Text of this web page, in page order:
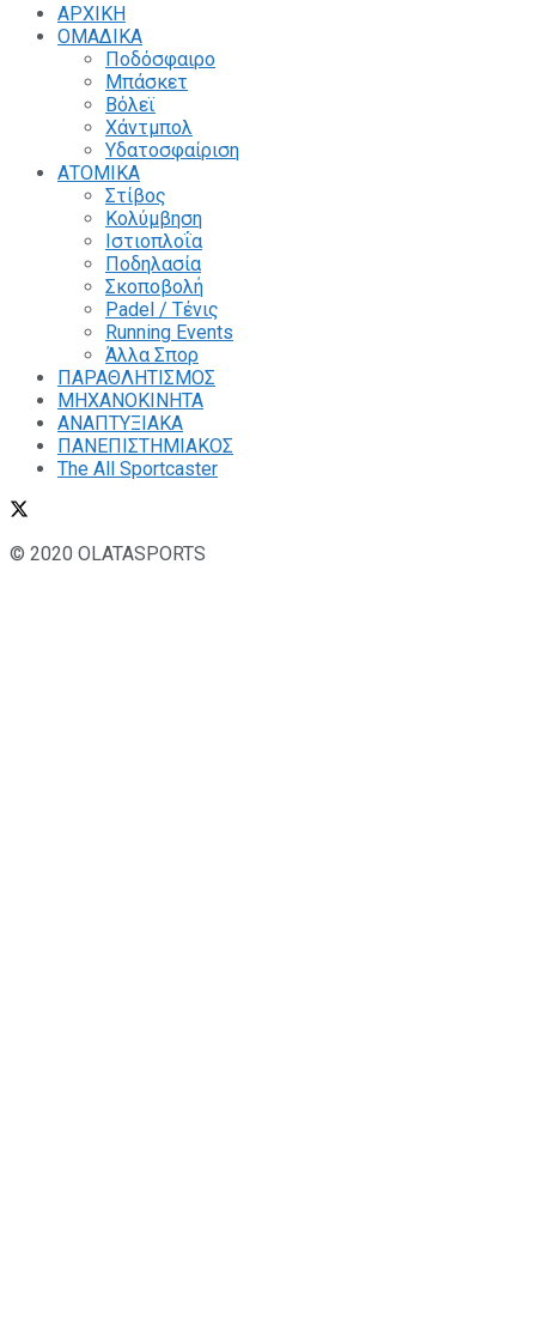
ΑΡΧΙΚΗ
ΟΜΑΔΙΚΑ
Ποδόσφαιρο
Μπάσκετ
Βόλεϊ
Χάντμπολ
Υδατοσφαίριση
ΑΤΟΜΙΚΑ
Στίβος
Κολύμβηση
Ιστιοπλοΐα
Ποδηλασία
Σκοποβολή
Padel / Τένις
Running Events
Άλλα Σπορ
ΠΑΡΑΘΛΗΤΙΣΜΟΣ
ΜΗΧΑΝΟΚΙΝΗΤΑ
ΑΝΑΠΤΥΞΙΑΚΑ
ΠΑΝΕΠΙΣΤΗΜΙΑΚΟΣ
The All Sportcaster
© 2020 OLATASPORTS